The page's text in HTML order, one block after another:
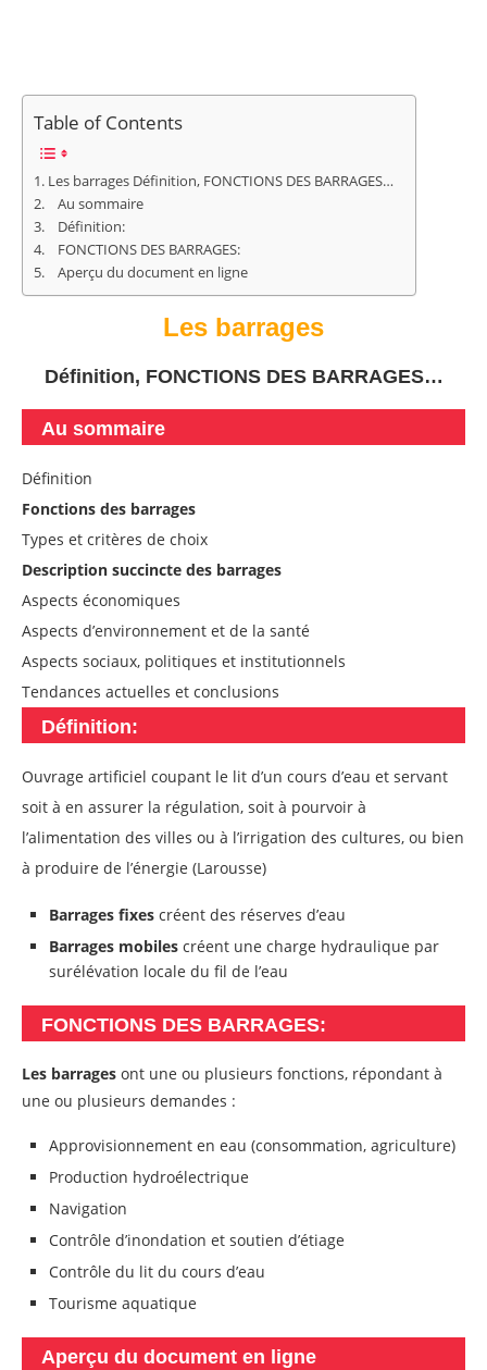
Table of Contents
Les barrages Définition, FONCTIONS DES BARRAGES…
Au sommaire
Définition:
FONCTIONS DES BARRAGES:
Aperçu du document en ligne
Les barrages
Définition, FONCTIONS DES BARRAGES…
Au sommaire
Définition
Fonctions des barrages
Types et critères de choix
Description succincte des barrages
Aspects économiques
Aspects d’environnement et de la santé
Aspects sociaux, politiques et institutionnels
Tendances actuelles et conclusions
Définition:
Ouvrage artificiel coupant le lit d’un cours d’eau et servant
soit à en assurer la régulation, soit à pourvoir à
l’alimentation des villes ou à l’irrigation des cultures, ou bien
à produire de l’énergie (Larousse)
Barrages fixes créent des réserves d’eau
Barrages mobiles créent une charge hydraulique par
surélévation locale du fil de l’eau
FONCTIONS DES BARRAGES:
Les barrages ont une ou plusieurs fonctions, répondant à
une ou plusieurs demandes :
Approvisionnement en eau (consommation, agriculture)
Production hydroélectrique
Navigation
Contrôle d’inondation et soutien d’étiage
Contrôle du lit du cours d’eau
Tourisme aquatique
Aperçu du document en ligne